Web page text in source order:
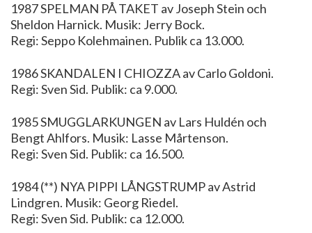
1987 SPELMAN PÅ TAKET av Joseph Stein och
Sheldon Harnick. Musik: Jerry Bock.
Regi: Seppo Kolehmainen. Publik ca 13.000.
1986 SKANDALEN I CHIOZZA av Carlo Goldoni.
Regi: Sven Sid. Publik: ca 9.000.
1985 SMUGGLARKUNGEN av Lars Huldén och
Bengt Ahlfors. Musik: Lasse Mårtenson.
Regi: Sven Sid. Publik: ca 16.500.
1984 (**) NYA PIPPI LÅNGSTRUMP av Astrid
Lindgren. Musik: Georg Riedel.
Regi: Sven Sid. Publik: ca 12.000.